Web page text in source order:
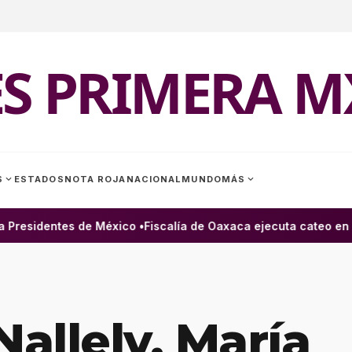
PRIMERA
expand_more ESTADOS NOTA ROJA NACIONAL MUNDOMÁS expand_more
de México •Fiscalía de Oaxaca ejecuta cateo en